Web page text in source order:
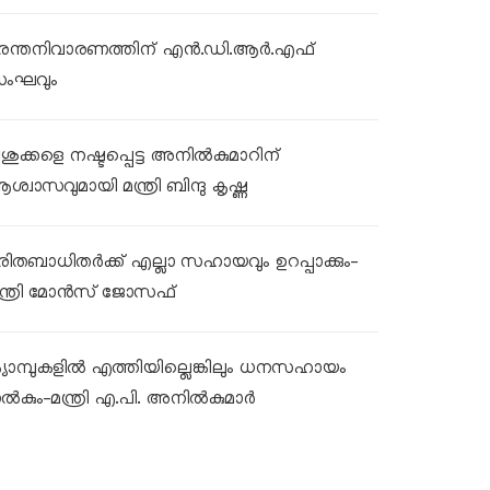
എൻ.ഡി.ആർ.എഫ്
നഷ്ടപ്പെട്ട അനിൽകുമാറിന്
മന്ത്രി ബിന്ദു കൃഷ്ണ
എല്ലാ സഹായവും ഉറപ്പാക്കും-
മോൻസ് ജോസഫ്
എത്തിയില്ലെങ്കിലും ധനസഹായം
മന്ത്രി എ.പി. അനിൽകുമാർ